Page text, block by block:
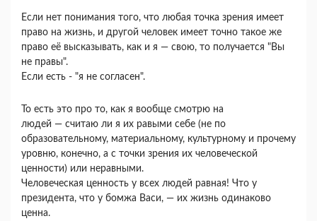
Если нет понимания того, что любая точка зрения имеет
право на жизнь, и другой человек имеет точно такое же
право её высказывать, как и я — свою, то получается "Вы
не правы".
Если есть - "я не согласен".
То есть это про то, как я вообще смотрю на
людей — считаю ли я их равыми себе (не по
образовательному, материальному, культурному и прочему
уровню, конечно, а с точки зрения их человеческой
ценности) или неравными.
Человеческая ценность у всех людей равная! Что у
президента, что у бомжа Васи, — их жизнь одинаково
ценна.